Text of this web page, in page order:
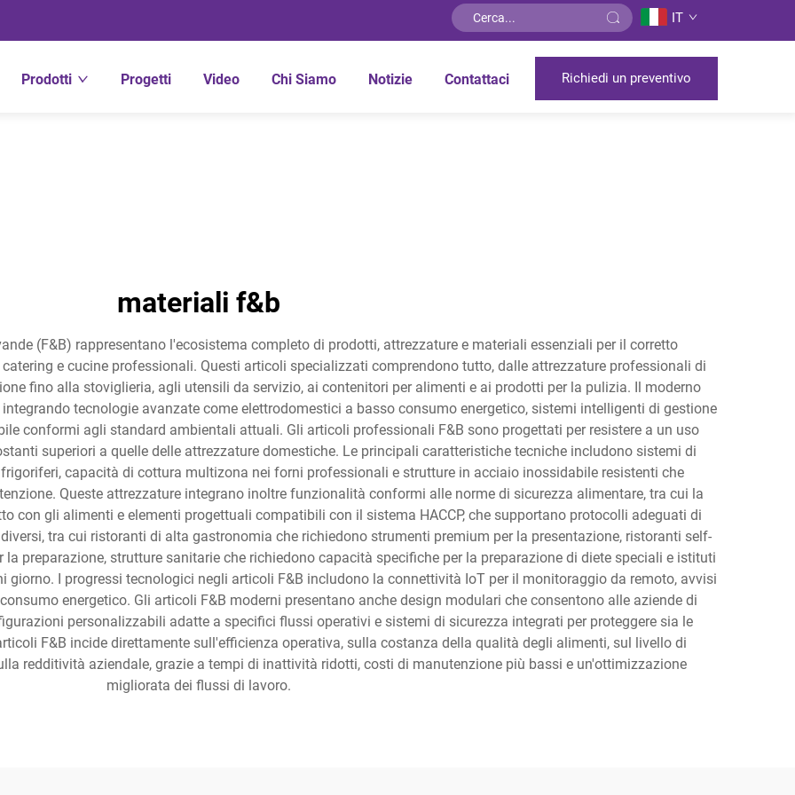
IT
Prodotti Progetti Video Chi Siamo Notizie Contattaci Richiedi un preventivo
materiali f&b
(F&B) rappresentano l'ecosistema completo di prodotti, attrezzature e materiali essenziali per il corretto
e cucine professionali. Questi articoli specializzati comprendono tutto, dalle attrezzature professionali di
fino alla stoviglieria, agli utensili da servizio, ai contenitori per alimenti e ai prodotti per la pulizia. Il moderno
tecnologie avanzate come elettrodomestici a basso consumo energetico, sistemi intelligenti di gestione
conformi agli standard ambientali attuali. Gli articoli professionali F&B sono progettati per resistere a un uso
superiori a quelle delle attrezzature domestiche. Le principali caratteristiche tecniche includono sistemi di
capacità di cottura multizona nei forni professionali e strutture in acciaio inossidabile resistenti che
Queste attrezzature integrano inoltre funzionalità conformi alle norme di sicurezza alimentare, tra cui la
con gli alimenti e elementi progettuali compatibili con il sistema HACCP, che supportano protocolli adeguati di
tra cui ristoranti di alta gastronomia che richiedono strumenti premium per la presentazione, ristoranti self-
preparazione, strutture sanitarie che richiedono capacità specifiche per la preparazione di diete speciali e istituti
giorno. I progressi tecnologici negli articoli F&B includono la connettività IoT per il monitoraggio da remoto, avvisi
energetico. Gli articoli F&B moderni presentano anche design modulari che consentono alle aziende di
personalizzabili adatte a specifici flussi operativi e sistemi di sicurezza integrati per proteggere sia le
F&B incide direttamente sull'efficienza operativa, sulla costanza della qualità degli alimenti, sul livello di
redditività aziendale, grazie a tempi di inattività ridotti, costi di manutenzione più bassi e un'ottimizzazione
migliorata dei flussi di lavoro.